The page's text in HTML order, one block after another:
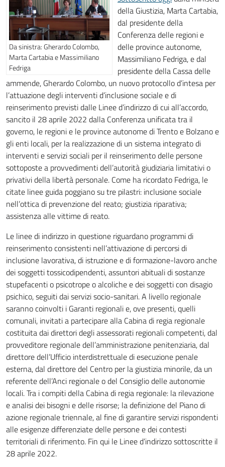
Da sinistra: Gherardo Colombo,
Marta Cartabia e Massimiliano
Fedriga
della Giustizia, Marta Cartabia,
dal presidente della
Conferenza delle regioni e
delle province autonome,
Massimiliano Fedriga, e dal
presidente della Cassa delle
ammende, Gherardo Colombo, un nuovo protocollo d’intesa per
l’attuazione degli interventi d’inclusione sociale e di
reinserimento previsti dalle Linee d’indirizzo di cui all’accordo,
sancito il 28 aprile 2022 dalla Conferenza unificata tra il
governo, le regioni e le province autonome di Trento e Bolzano e
gli enti locali, per la realizzazione di un sistema integrato di
interventi e servizi sociali per il reinserimento delle persone
sottoposte a provvedimenti dell’autorità giudiziaria limitativi o
privativi della libertà personale. Come ha ricordato Fedriga, le
citate linee guida poggiano su tre pilastri: inclusione sociale
nell’ottica di prevenzione del reato; giustizia riparativa;
assistenza alle vittime di reato.
Le linee di indirizzo in questione riguardano programmi di
reinserimento consistenti nell’attivazione di percorsi di
inclusione lavorativa, di istruzione e di formazione-lavoro anche
dei soggetti tossicodipendenti, assuntori abituali di sostanze
stupefacenti o psicotrope o alcoliche e dei soggetti con disagio
psichico, seguiti dai servizi socio-sanitari. A livello regionale
saranno coinvolti i Garanti regionali e, ove presenti, quelli
comunali, invitati a partecipare alla Cabina di regia regionale
costituita dai direttori degli assessorati regionali competenti, dal
provveditore regionale dell’amministrazione penitenziaria, dal
direttore dell’Ufficio interdistrettuale di esecuzione penale
esterna, dal direttore del Centro per la giustizia minorile, da un
referente dell’Anci regionale o del Consiglio delle autonomie
locali. Tra i compiti della Cabina di regia regionale: la rilevazione
e analisi dei bisogni e delle risorse; la definizione del Piano di
azione regionale triennale, al fine di garantire servizi rispondenti
alle esigenze differenziate delle persone e dei contesti
territoriali di riferimento. Fin qui le Linee d’indirizzo sottoscritte il
28 aprile 2022.